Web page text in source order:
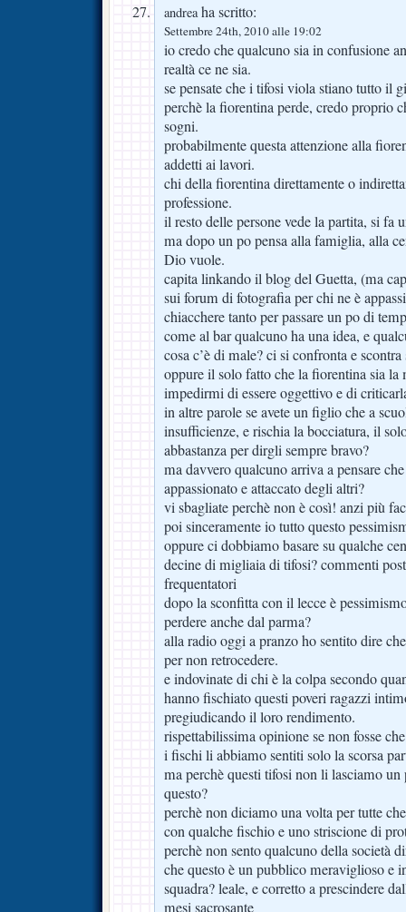
andreaha scritto:
Settembre 24th, 2010 alle 19:02
io credo che qualcuno sia in confusione
realtà ce ne sia.
se pensate che i tifosi viola stiano tutto il
perchè la fiorentina perde, credo proprio
sogni.
probabilmente questa attenzione alla
addetti ai lavori.
chi della fiorentina direttamente o
professione.
il resto delle persone vede la partita, si fa
ma dopo un po pensa alla famiglia, alla
Dio vuole.
capita linkando il blog del Guetta, (ma
sui forum di fotografia per chi ne è
chiacchere tanto per passare un po di
come al bar qualcuno ha una idea, e
cosa c’è di male? ci si confronta e
oppure il solo fatto che la fiorentina sia la
impedirmi di essere oggettivo e di
in altre parole se avete un figlio che a
insufficienze, e rischia la bocciatura, il
abbastanza per dirgli sempre bravo?
ma davvero qualcuno arriva a pensare
appassionato e attaccato degli altri?
vi sbagliate perchè non è così! anzi più
poi sinceramente io tutto questo
oppure ci dobbiamo basare su qualche
decine di migliaia di tifosi? commenti
frequentatori
dopo la sconfitta con il lecce è
perdere anche dal parma?
alla radio oggi a pranzo ho sentito dire
per non retrocedere.
e indovinate di chi è la colpa secondo
hanno fischiato questi poveri ragazzi
pregiudicando il loro rendimento.
rispettabilissima opinione se non fosse
i fischi li abbiamo sentiti solo la scorsa
ma perchè questi tifosi non li lasciamo
questo?
perchè non diciamo una volta per tutte
con qualche fischio e uno striscione di
perchè non sento qualcuno della società
che questo è un pubblico meraviglioso e
squadra? leale, e corretto a prescindere
mesi sacrosante